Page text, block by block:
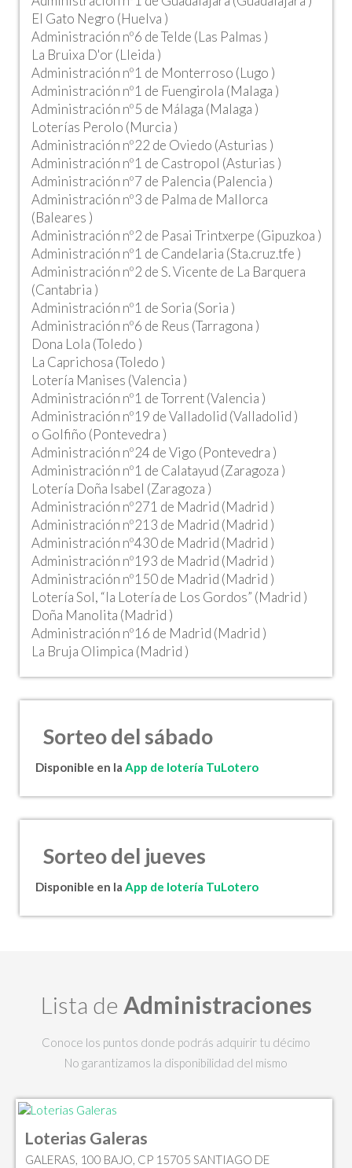
El Gato Negro (Huelva )
Administración nº6 de Telde (Las Palmas )
La Bruixa D'or (Lleida )
Administración nº1 de Monterroso (Lugo )
Administración nº1 de Fuengirola (Malaga )
Administración nº5 de Málaga (Malaga )
Loterías Perolo (Murcia )
Administración nº22 de Oviedo (Asturias )
Administración nº1 de Castropol (Asturias )
Administración nº7 de Palencia (Palencia )
Administración nº3 de Palma de Mallorca
(Baleares )
Administración nº2 de Pasai Trintxerpe (Gipuzkoa )
Administración nº1 de Candelaria (Sta.cruz.tfe )
Administración nº2 de S. Vicente de La Barquera
(Cantabria )
Administración nº1 de Soria (Soria )
Administración nº6 de Reus (Tarragona )
Dona Lola (Toledo )
La Caprichosa (Toledo )
Lotería Manises (Valencia )
Administración nº1 de Torrent (Valencia )
Administración nº19 de Valladolid (Valladolid )
o Golfiño (Pontevedra )
Administración nº24 de Vigo (Pontevedra )
Administración nº1 de Calatayud (Zaragoza )
Lotería Doña Isabel (Zaragoza )
Administración nº271 de Madrid (Madrid )
Administración nº213 de Madrid (Madrid )
Administración nº430 de Madrid (Madrid )
Administración nº193 de Madrid (Madrid )
Administración nº150 de Madrid (Madrid )
Lotería Sol, “la Lotería de Los Gordos” (Madrid )
Doña Manolita (Madrid )
Administración nº16 de Madrid (Madrid )
La Bruja Olimpica (Madrid )
Sorteo del sábado
Disponible en la App de lotería TuLotero
Sorteo del jueves
Disponible en la App de lotería TuLotero
Lista de Administraciones
Conoce los puntos donde podrás adquirir tu décimo
No garantizamos la disponibilidad del mismo
Loterias Galeras
GALERAS, 100 BAJO, CP 15705 SANTIAGO DE